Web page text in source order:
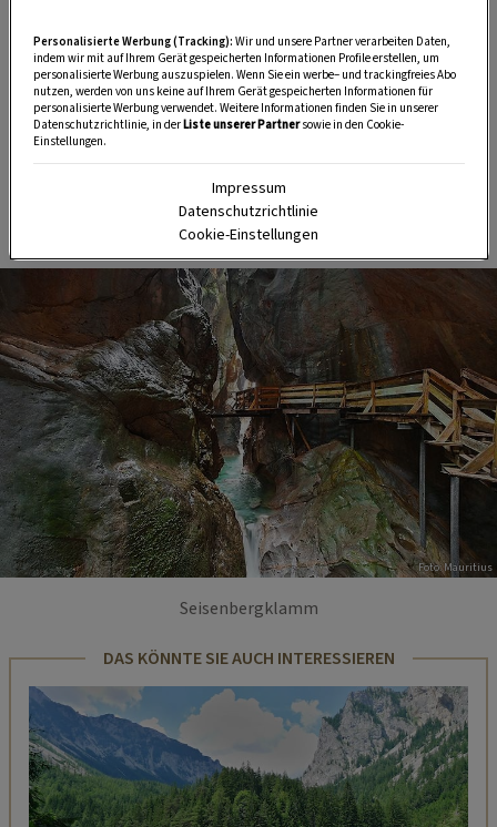
dem Balkon, der Terrasse oder im Garten zu werkeln? In
unserem kostenlosen WhatsApp-Kanal finden Sie täglich
Tipps und Tricks für Garten, Terrasse, Balkon- und
Zimmerpflanzen.
HIER MEHR ERFAHREN
Foto: Mauritius
Seisenbergklamm
DAS KÖNNTE SIE AUCH INTERESSIEREN
Personalisierte Werbung (Tracking): Wir und unsere Partner verarbeiten Daten,
indem wir mit auf Ihrem Gerät gespeicherten Informationen Profile erstellen, um
personalisierte Werbung auszuspielen. Wenn Sie ein werbe– und trackingfreies Abo
nutzen, werden von uns keine auf Ihrem Gerät gespeicherten Informationen für
personalisierte Werbung verwendet. Weitere Informationen finden Sie in unserer
Datenschutzrichtlinie, in derListe unserer Partnersowie in den Cookie-
Einstellungen.
Impressum
Datenschutzrichtlinie
Cookie-Einstellungen